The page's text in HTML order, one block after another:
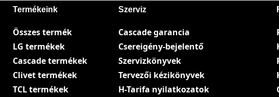
Termékeink
Összes termék
LG termékek
Cascade termékek
Clivet termékek
TCL termékek
Szerviz
Cascade garancia
Csereigény-bejelentő
Szervizkönyvek
Tervezői kézikönyvek
H-Tarifa nyilatkozatok